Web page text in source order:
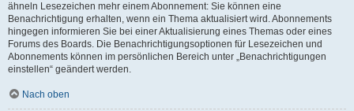
ähneln Lesezeichen mehr einem Abonnement: Sie können eine
Benachrichtigung erhalten, wenn ein Thema aktualisiert wird. Abonnements
hingegen informieren Sie bei einer Aktualisierung eines Themas oder eines
Forums des Boards. Die Benachrichtigungsoptionen für Lesezeichen und
Abonnements können im persönlichen Bereich unter „Benachrichtigungen
einstellen“ geändert werden.
Nach oben